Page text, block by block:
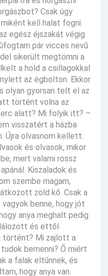
Csak úgy
kell halat fogni.
egész éjszakát végig
pár vicces nevű
sikerült megtömni a
a hold a csillagokkal
az égbolton. Ekkor
olyan gyorsan telt el az
történt volna az
alatt? Mi folyik itt? –
visszatért a házba
Újra olvasnom kellett.
és olvasok, mikor
mert valami rossz
Kiszaladok és
szembe magam,
zöld kő. Csak a
benne, hogy jót
anya meghalt pedig
és ettől
történt? Mi zajlott a
bemenni? Ő miért
a falak eltűnnek, és
hogy anya van.